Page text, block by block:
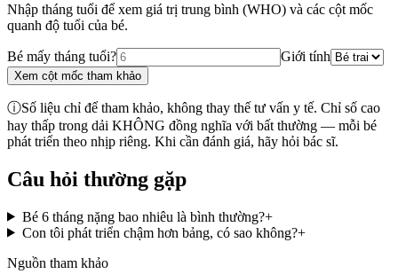
Nhập tháng tuổi để xem giá trị trung bình (WHO) và các cột mốc
quanh độ tuổi của bé.
Bé mấy tháng tuổi? Giới tính
Xem cột mốc tham khảo
ⓘSố liệu chỉ để tham khảo, không thay thế tư vấn y tế. Chỉ số cao
hay thấp trong dải KHÔNG đồng nghĩa với bất thường — mỗi bé
phát triển theo nhịp riêng. Khi cần đánh giá, hãy hỏi bác sĩ.
Câu hỏi thường gặp
Bé 6 tháng nặng bao nhiêu là bình thường?+
Con tôi phát triển chậm hơn bảng, có sao không?+
Nguồn tham khảo